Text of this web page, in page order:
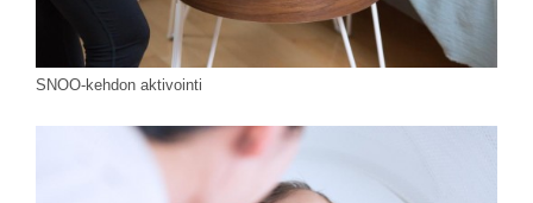
SNOO-kehdon aktivointi